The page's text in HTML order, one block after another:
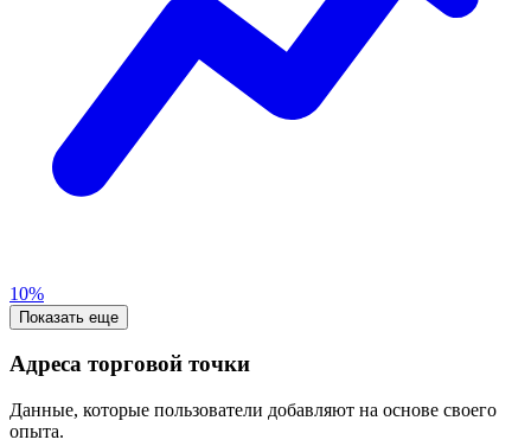
10%
Показать еще
Адреса торговой точки
Данные, которые пользователи добавляют на основе своего
опыта.